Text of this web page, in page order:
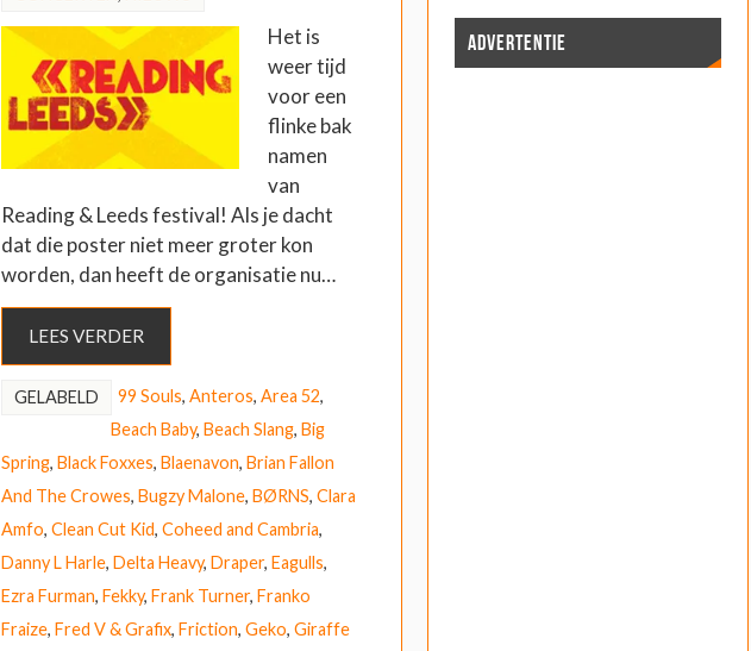
Het is
weer tijd
voor een
flinke bak
namen
van
Reading & Leeds festival! Als je dacht
dat die poster niet meer groter kon
worden, dan heeft de organisatie nu…
LEES VERDER
GELABELD 99 Souls, Anteros, Area 52,
Beach Baby, Beach Slang, Big
Spring, Black Foxxes, Blaenavon, Brian Fallon
And The Crowes, Bugzy Malone, BØRNS, Clara
Amfo, Clean Cut Kid, Coheed and Cambria,
Danny L Harle, Delta Heavy, Draper, Eagulls,
Ezra Furman, Fekky, Frank Turner, Franko
Fraize, Fred V & Grafix, Friction, Geko, Giraffe
ADVERTENTIE